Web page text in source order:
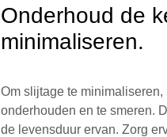
Onderhoud de
minimaliseren.
Om slijtage te
onderhouden en te smeren.
de levensduur ervan. Zorg